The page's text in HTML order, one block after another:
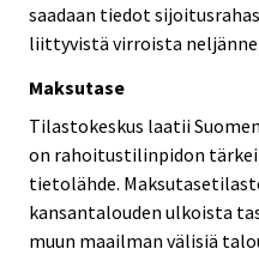
saadaan tiedot
liittyvistä virroista
Maksutase
Tilastokeskus laatii
on rahoitustilinpidon
tietolähde.
kansantalouden ulkoista
muun maailman välisiä